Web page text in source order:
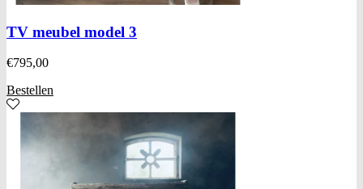
TV meubel model 3
€795,00
Bestellen